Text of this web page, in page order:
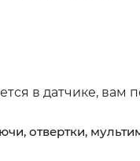
в датчике, вам
отвертки,